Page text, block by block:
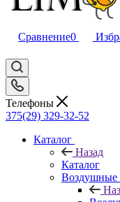
Сравнение0
Телефоны
375(29) 329-32-52
Каталог
Назад
Каталог